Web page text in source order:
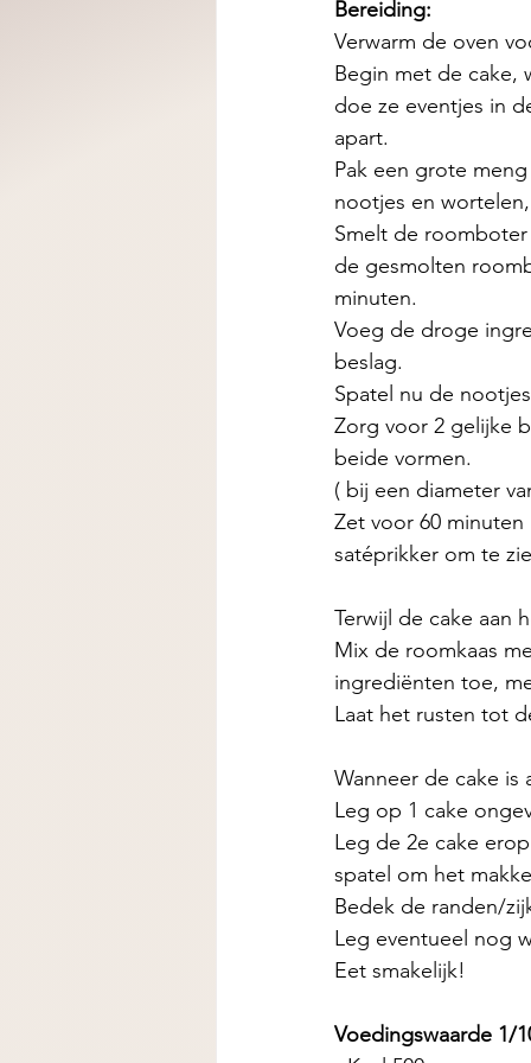
Bereiding:
Verwarm de oven
Begin met de cake,
doe ze eventjes in
apart.
Pak een grote
nootjes en
Smelt de
de gesmolten
minuten.
Voeg de droge
beslag.
Spatel nu de
Zorg voor 2 gelijke
beide vormen.
( bij een diameter
Zet voor 60
satéprikker om te
Terwijl de cake aan
Mix de roomkaas
ingrediënten toe,
Laat het rusten tot
Wanneer de cake
Leg op 1 cake
Leg de 2e cake
spatel om het
Bedek de randen/
Leg eventueel nog
Eet smakelijk!
Voedingswaarde 1/